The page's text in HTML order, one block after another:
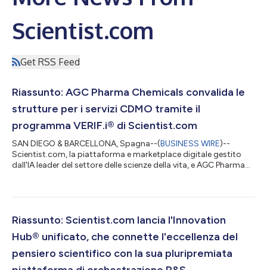
Scientist.com
Get RSS Feed
Riassunto: AGC Pharma Chemicals convalida le
strutture per i servizi CDMO tramite il
programma VERIF.i® di Scientist.com
SAN DIEGO & BARCELLONA, Spagna--(BUSINESS WIRE)--
Scientist.com, la piattaforma e marketplace digitale gestito
dall'IA leader del settore delle scienze della vita, e AGC Pharma
a piccole molecole e HPAPI, ha annunciato oggi che AGC ha
nuovo stabilimento di Barcellona utilizzando il programma di
Riassunto: Scientist.com lancia l'Innovation
Hub® unificato, che connette l'eccellenza del
pensiero scientifico con la sua pluripremiata